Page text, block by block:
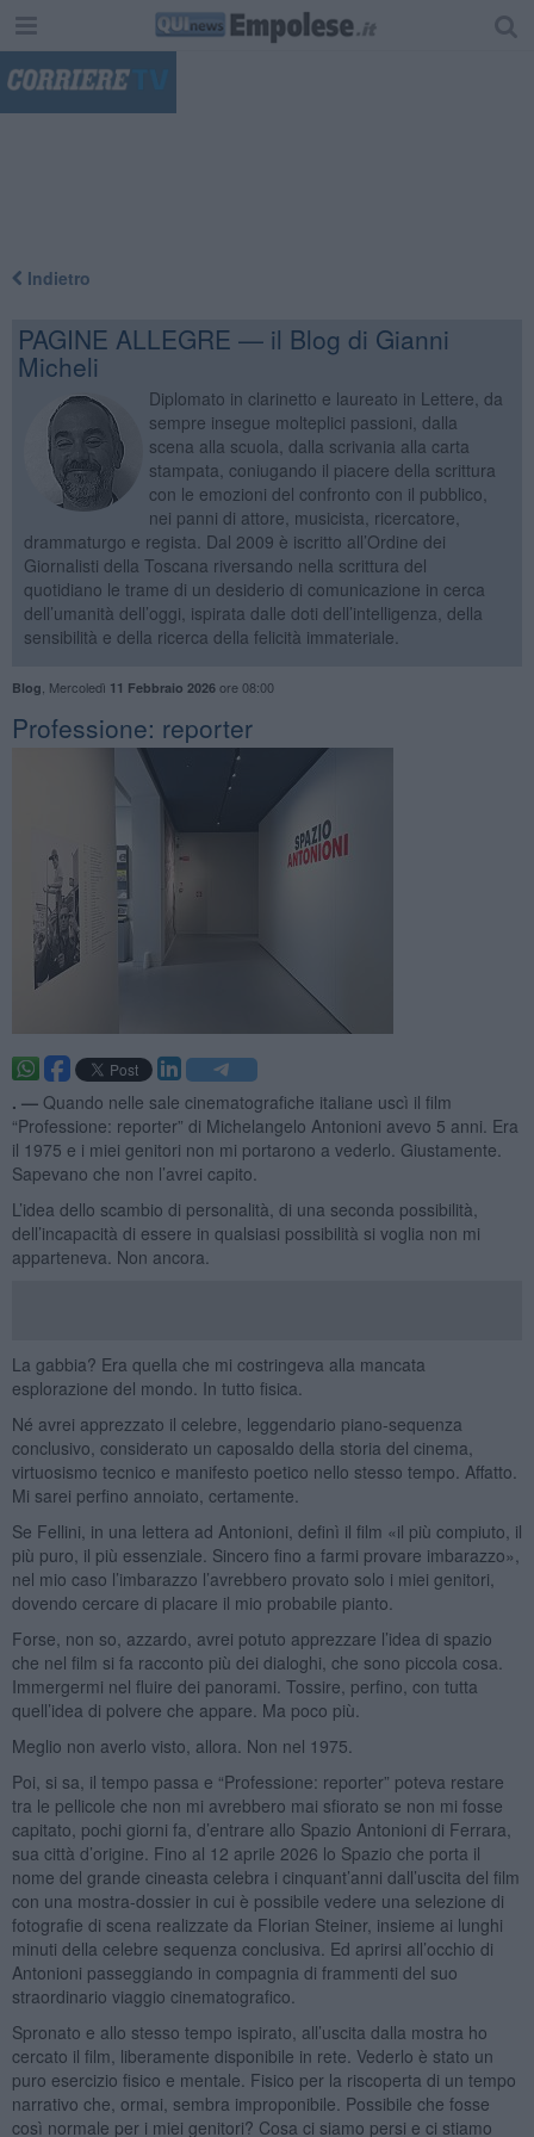
Indietro
PAGINE ALLEGRE — il Blog di Gianni
Micheli
Diplomato in clarinetto e laureato in Lettere, da
sempre insegue molteplici passioni, dalla
scena alla scuola, dalla scrivania alla carta
stampata, coniugando il piacere della scrittura
con le emozioni del confronto con il pubblico,
nei panni di attore, musicista, ricercatore,
drammaturgo e regista. Dal 2009 è iscritto all’Ordine dei
Giornalisti della Toscana riversando nella scrittura del
quotidiano le trame di un desiderio di comunicazione in cerca
dell’umanità dell’oggi, ispirata dalle doti dell’intelligenza, della
sensibilità e della ricerca della felicità immateriale.
Blog Mercoledì 11 Febbraio 2026ore 08:00
Professione: reporter
. — Quando nelle sale cinematografiche italiane uscì il film
“Professione: reporter” di Michelangelo Antonioni avevo 5 anni. Era
il 1975 e i miei genitori non mi portarono a vederlo. Giustamente.
Sapevano che non l’avrei capito.
L’idea dello scambio di personalità, di una seconda possibilità,
dell’incapacità di essere in qualsiasi possibilità si voglia non mi
apparteneva. Non ancora.
La gabbia? Era quella che mi costringeva alla mancata
esplorazione del mondo. In tutto fisica.
Né avrei apprezzato il celebre, leggendario piano-sequenza
conclusivo, considerato un caposaldo della storia del cinema,
virtuosismo tecnico e manifesto poetico nello stesso tempo. Affatto.
Mi sarei perfino annoiato, certamente.
Se Fellini, in una lettera ad Antonioni, definì il film «il più compiuto, il
più puro, il più essenziale. Sincero fino a farmi provare imbarazzo»,
nel mio caso l’imbarazzo l’avrebbero provato solo i miei genitori,
dovendo cercare di placare il mio probabile pianto.
Forse, non so, azzardo, avrei potuto apprezzare l’idea di spazio
che nel film si fa racconto più dei dialoghi, che sono piccola cosa.
Immergermi nel fluire dei panorami. Tossire, perfino, con tutta
quell’idea di polvere che appare. Ma poco più.
Meglio non averlo visto, allora. Non nel 1975.
Poi, si sa, il tempo passa e “Professione: reporter” poteva restare
tra le pellicole che non mi avrebbero mai sfiorato se non mi fosse
capitato, pochi giorni fa, d’entrare allo Spazio Antonioni di Ferrara,
sua città d’origine. Fino al 12 aprile 2026 lo Spazio che porta il
nome del grande cineasta celebra i cinquant’anni dall’uscita del film
con una mostra-dossier in cui è possibile vedere una selezione di
fotografie di scena realizzate da Florian Steiner, insieme ai lunghi
minuti della celebre sequenza conclusiva. Ed aprirsi all’occhio di
Antonioni passeggiando in compagnia di frammenti del suo
straordinario viaggio cinematografico.
Spronato e allo stesso tempo ispirato, all’uscita dalla mostra ho
cercato il film, liberamente disponibile in rete. Vederlo è stato un
puro esercizio fisico e mentale. Fisico per la riscoperta di un tempo
narrativo che, ormai, sembra improponibile. Possibile che fosse
così normale per i miei genitori? Cosa ci siamo persi e ci stiamo